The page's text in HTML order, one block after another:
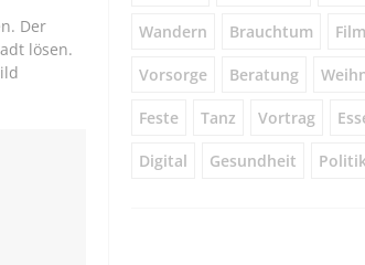
Der
lösen.
Wandern Brauchtum Film
Vorsorge Beratung
Feste Tanz Vortrag
Digital Gesundheit